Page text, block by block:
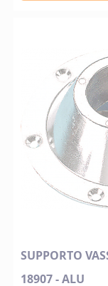
SUPPORTO
18907 - ALU